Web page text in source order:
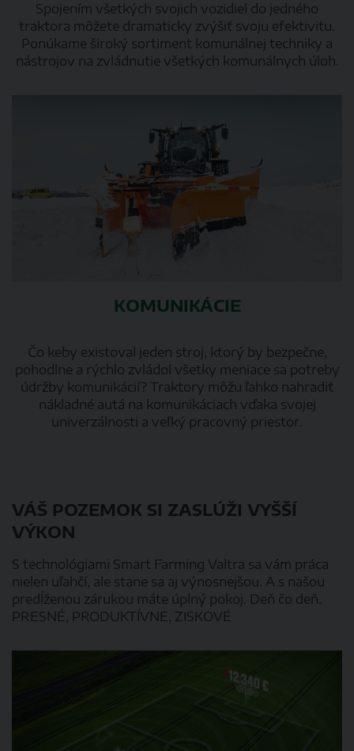
Spojením všetkých svojich vozidiel do jedného
traktora môžete dramaticky zvýšiť svoju efektivitu.
Ponúkame široký sortiment komunálnej techniky a
nástrojov na zvládnutie všetkých komunálnych úloh.
KOMUNIKÁCIE
Čo keby existoval jeden stroj, ktorý by bezpečne,
pohodlne a rýchlo zvládol všetky meniace sa potreby
údržby komunikácií? Traktory môžu ľahko nahradiť
nákladné autá na komunikáciach vďaka svojej
univerzálnosti a veľký pracovný priestor.
VÁŠ POZEMOK SI ZASLÚŽI VYŠŠÍ
VÝKON
S technológiami Smart Farming Valtra sa vám práca
nielen uľahčí, ale stane sa aj výnosnejšou. A s našou
predĺženou zárukou máte úplný pokoj. Deň čo deň.
PRESNÉ, PRODUKTÍVNE, ZISKOVÉ